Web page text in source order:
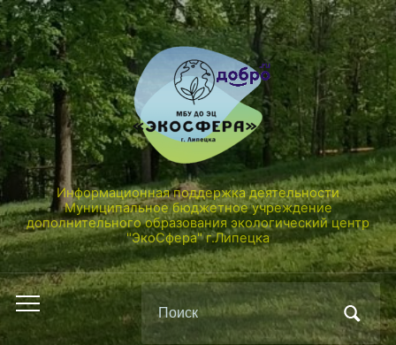
Информационная поддержка деятельности
Муниципальное бюджетное учреждение
дополнительного образования экологический центр
"ЭкоСфера" г.Липецка
Переключить
мобильное
Поиск
по: